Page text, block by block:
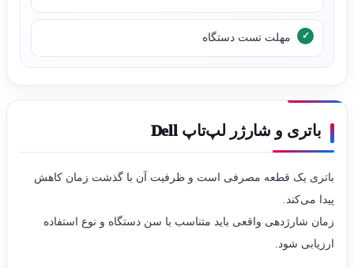
مهلت تست دستگاه
باتری و شارژر لپ‌تاپ Dell
باتری یک قطعه مصرفی است و ظرفیت آن با گذشت زمان کاهش
پیدا می‌کند.
زمان شارژدهی واقعی باید متناسب با سن دستگاه و نوع استفاده
ارزیابی شود.